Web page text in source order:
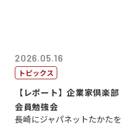
2026.05.16
トピックス
【レポート】企業家倶楽部
会員勉強会
長崎にジャパネットたかたを